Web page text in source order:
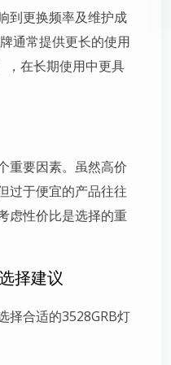
到更换频率及维护成
通常提供更长的使用
，在长期使用中更具
重要因素。虽然高价
过于便宜的产品往往
虑性价比是选择的重
择建议
择合适的3528GRB灯